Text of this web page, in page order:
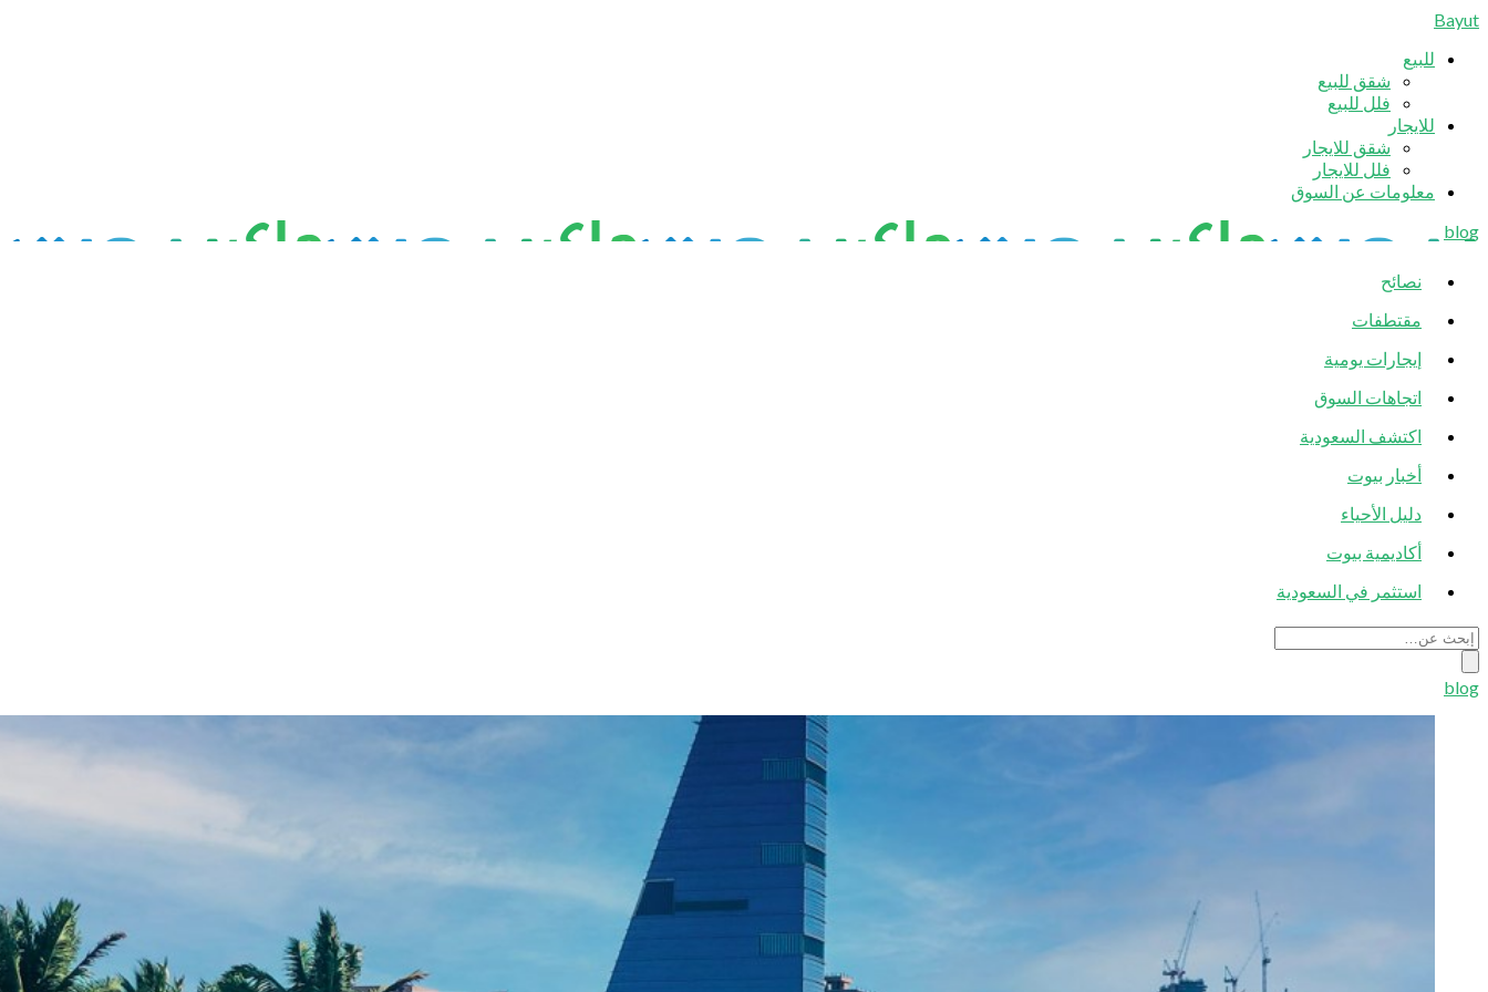
Bayut
للبيع
شقق للبيع
فلل للبيع
للايجار
شقق للايجار
فلل للايجار
معلومات عن السوق
blog
نصائح
مقتطفات
إيجارات يومية
اتجاهات السوق
اكتشف السعودية
أخبار بيوت
دليل الأحياء
أكاديمية بيوت
استثمر في السعودية
blog